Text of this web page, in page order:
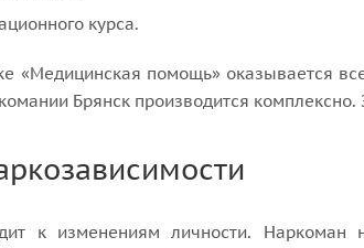
курса.
«Медицинская помощь» оказывается
Брянск производится комплексно.
к изменениям личности.